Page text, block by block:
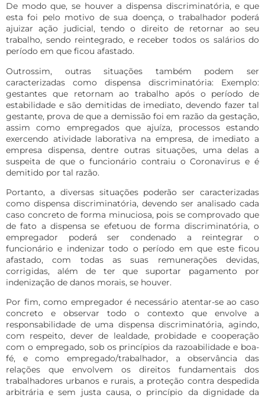
De modo que, se houver a dispensa discriminatória, e que
esta foi pelo motivo de sua doença, o trabalhador poderá
ajuizar ação judicial, tendo o direito de retornar ao seu
trabalho, sendo reintegrado, e receber todos os salários do
período em que ficou afastado.
Outrossim, outras situações também podem ser
caracterizadas como dispensa discriminatória: Exemplo:
gestantes que retornam ao trabalho após o período de
estabilidade e são demitidas de imediato, devendo fazer tal
gestante, prova de que a demissão foi em razão da gestação,
assim como empregados que ajuíza, processos estando
exercendo atividade laborativa na empresa, de imediato a
empresa dispensa, dentre outras situações, uma delas a
suspeita de que o funcionário contraiu o Coronavirus e é
demitido por tal razão.
Portanto, a diversas situações poderão ser caracterizadas
como dispensa discriminatória, devendo ser analisado cada
caso concreto de forma minuciosa, pois se comprovado que
de fato a dispensa se efetuou de forma discriminatória, o
empregador poderá ser condenado a reintegrar o
funcionário e indenizar todo o período em que este ficou
afastado, com todas as suas remunerações devidas,
corrigidas, além de ter que suportar pagamento por
indenização de danos morais, se houver.
Por fim, como empregador é necessário atentar-se ao caso
concreto e observar todo o contexto que envolve a
responsabilidade de uma dispensa discriminatória, agindo,
com respeito, dever de lealdade, probidade e cooperação
com o empregado, sob os princípios da razoabilidade e boa-
fé, e como empregado/trabalhador, a observância das
relações que envolvem os direitos fundamentais dos
trabalhadores urbanos e rurais, a proteção contra despedida
arbitrária e sem justa causa, o princípio da dignidade da